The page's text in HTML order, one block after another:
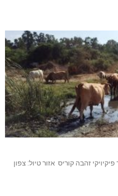
זהבה קוריס אזור טיול: צפון